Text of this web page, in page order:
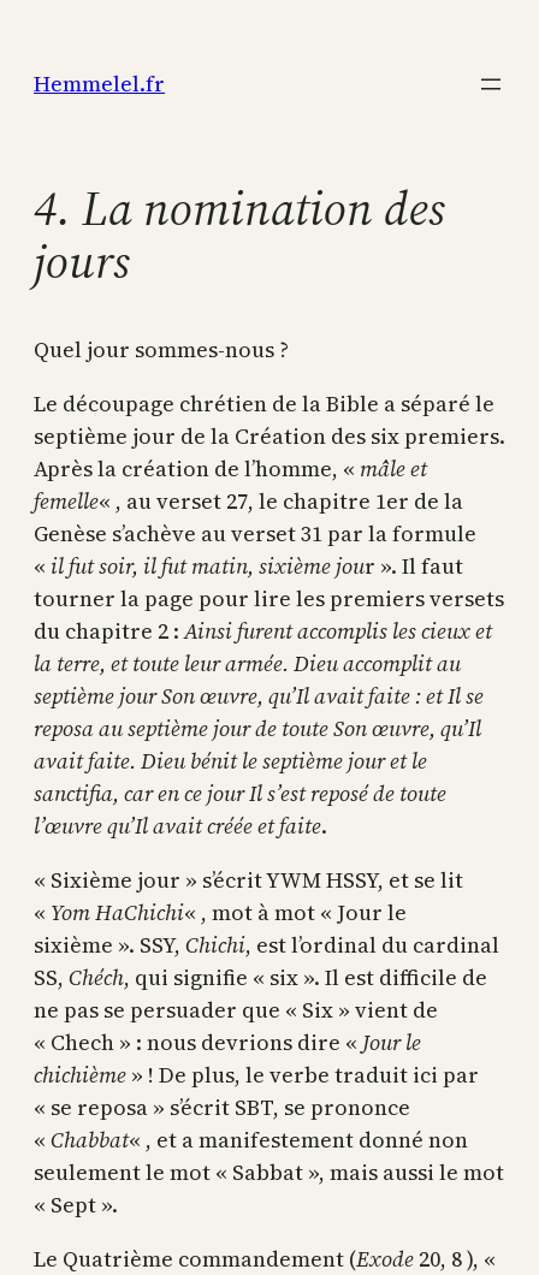
contenu
Hemmelel.fr
4. La nomination des
jours
Quel jour sommes-nous ?
Le découpage chrétien de la Bible a séparé le
septième jour de la Création des six premiers.
Après la création de l’homme, « mâle et
femelle« , au verset 27, le chapitre 1er de la
Genèse s’achève au verset 31 par la formule
« il fut soir, il fut matin, sixième jour ». Il faut
tourner la page pour lire les premiers versets
du chapitre 2 :Ainsi furent accomplis les cieux et
la terre, et toute leur armée. Dieu accomplit au
septième jour Son œuvre, qu’Il avait faite : et Il se
reposa au septième jour de toute Son œuvre, qu’Il
avait faite. Dieu bénit le septième jour et le
sanctifia, car en ce jour Il s’est reposé de toute
l’œuvre qu’Il avait créée et faite.
« Sixième jour » s’écrit YWM HSSY, et se lit
« Yom HaChichi« , mot à mot « Jour le
sixième ». SSY, Chichi, est l’ordinal du cardinal
SS, Chéch, qui signifie « six ». Il est difficile de
ne pas se persuader que « Six » vient de
« Chech » : nous devrions dire « Jour le
chichième » ! De plus, le verbe traduit ici par
« se reposa » s’écrit SBT, se prononce
« Chabbat« , et a manifestement donné non
seulement le mot « Sabbat », mais aussi le mot
« Sept ».
Le Quatrième commandement (Exode 20, 8 ), «